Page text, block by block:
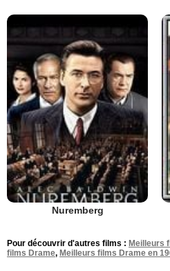
Nuremberg
Pour découvrir d'autres films : Meilleurs
films Drame, Meilleurs films Drame en